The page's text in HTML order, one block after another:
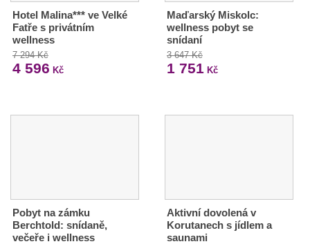
Hotel Malina*** ve Velké
Fatře s privátním
wellness
7 294 Kč
4 596 Kč
Maďarský Miskolc:
wellness pobyt se
snídaní
3 647 Kč
1 751 Kč
Pobyt na zámku
Berchtold: snídaně,
večeře i wellness
Aktivní dovolená v
Korutanech s jídlem a
saunami